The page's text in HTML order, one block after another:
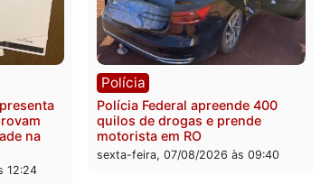
vai querer ler...